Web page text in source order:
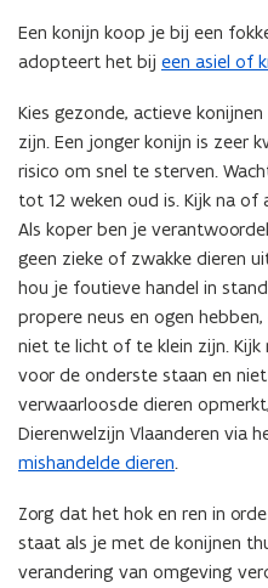
Een konijn koop je bij een
adopteert het bij een asiel of
Kies gezonde, actieve
zijn. Een jonger konijn is zeer
risico om snel te sterven.
tot 12 weken oud is. Kijk na
Als koper ben je
geen zieke of zwakke dieren
hou je foutieve handel in
propere neus en ogen
niet te licht of te klein zijn.
voor de onderste staan en
verwaarloosde dieren
Dierenwelzijn Vlaanderen via
mishandelde dieren.
Zorg dat het hok en ren in
staat als je met de konijnen
verandering van omgeving